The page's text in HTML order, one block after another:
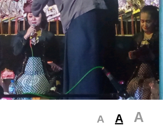
A A A